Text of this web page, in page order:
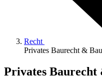
Recht
Privates Baurecht &
Privates